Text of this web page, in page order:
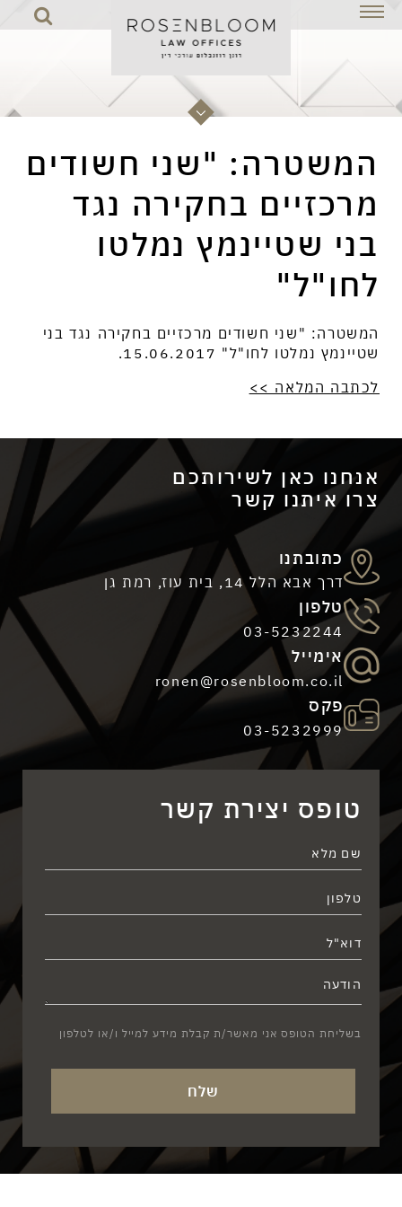
"שני חשודים
בחקירה נגד
נמלטו
המשטרה: "שני חשודים מרכזיים בחקירה נגד בני
שטיינמץ נמלטו לחו"ל" 15.06.2017.
לכתבה המלאה >>
כאן לשירותכם
קשר
כתובתנו
דרך אבא הלל 14, בית עוז, רמת גן
טלפון
03-5232244
אימייל
ronen@rosenbloom.co.il
פקס
03-5232999
טופס יצירת קשר
בשליחת הטופס אני מאשר/ת קבלת מידע למייל ו/או לטלפון